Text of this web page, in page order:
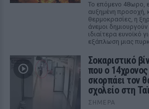
Το επόμενο 48ωρο,
αυξημένη προσοχή,
θερμοκρασίες, η
άνεμοι
ιδιαίτερα ευνοϊκό
εξάπλωση μιας
Σοκαριστικό
που ο 14χρονος
σκορπάει τον
σχολείο στη
ΣΉΜΕΡΑ